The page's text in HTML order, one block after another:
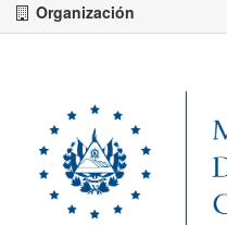
Organización